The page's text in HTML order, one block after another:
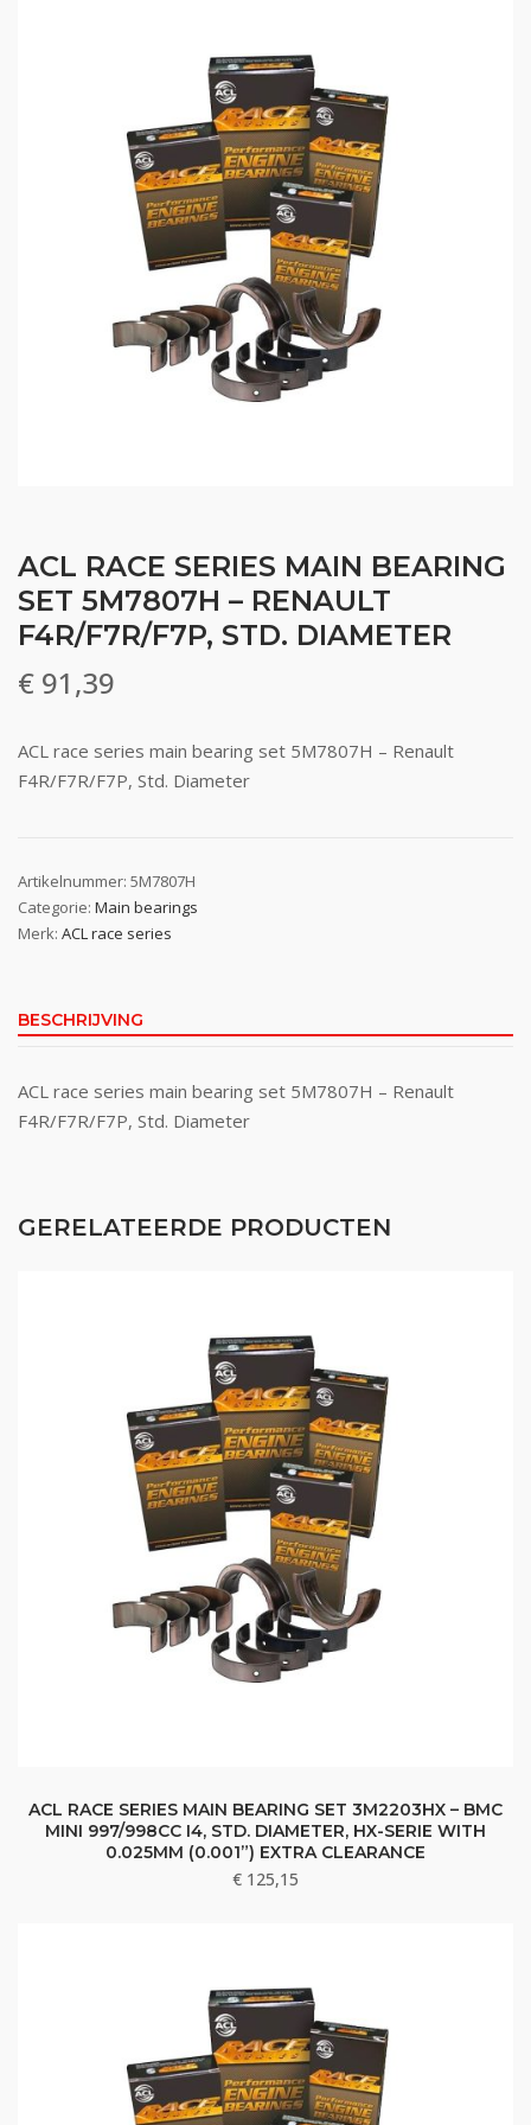
ACL RACE SERIES MAIN BEARING
SET 5M7807H – RENAULT
F4R/F7R/F7P, STD. DIAMETER
€ 91,39
ACL race series main bearing set 5M7807H – Renault
F4R/F7R/F7P, Std. Diameter
Artikelnummer: 5M7807H
Categorie: Main bearings
Merk: ACL race series
BESCHRIJVING
ACL race series main bearing set 5M7807H – Renault
F4R/F7R/F7P, Std. Diameter
GERELATEERDE PRODUCTEN
ACL RACE SERIES MAIN BEARING SET 3M2203HX – BMC
MINI 997/998CC I4, STD. DIAMETER, HX-SERIE WITH
0.025MM (0.001”) EXTRA CLEARANCE
€ 125,15